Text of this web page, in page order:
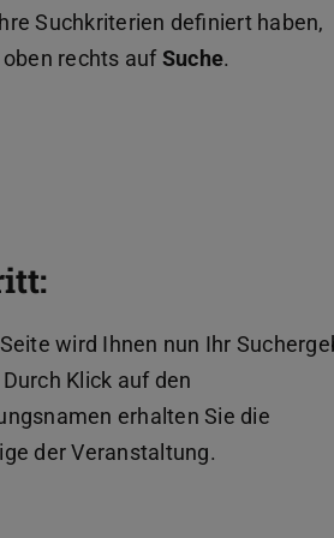
Suchkriterien definiert haben,
oben rechts aufSuche.
wird Ihnen nun Ihr
Klick auf den
erhalten Sie die
der Veranstaltung.